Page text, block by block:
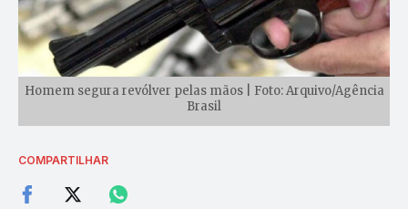
Homem segura revólver pelas mãos | Foto: Arquivo/Agência
Brasil
COMPARTILHAR